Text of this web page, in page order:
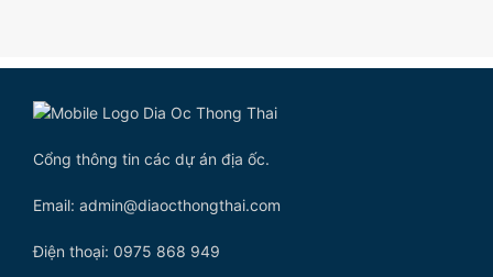
Cổng thông tin các dự án địa ốc.
Email: admin@diaocthongthai.com
Điện thoại: 0975 868 949